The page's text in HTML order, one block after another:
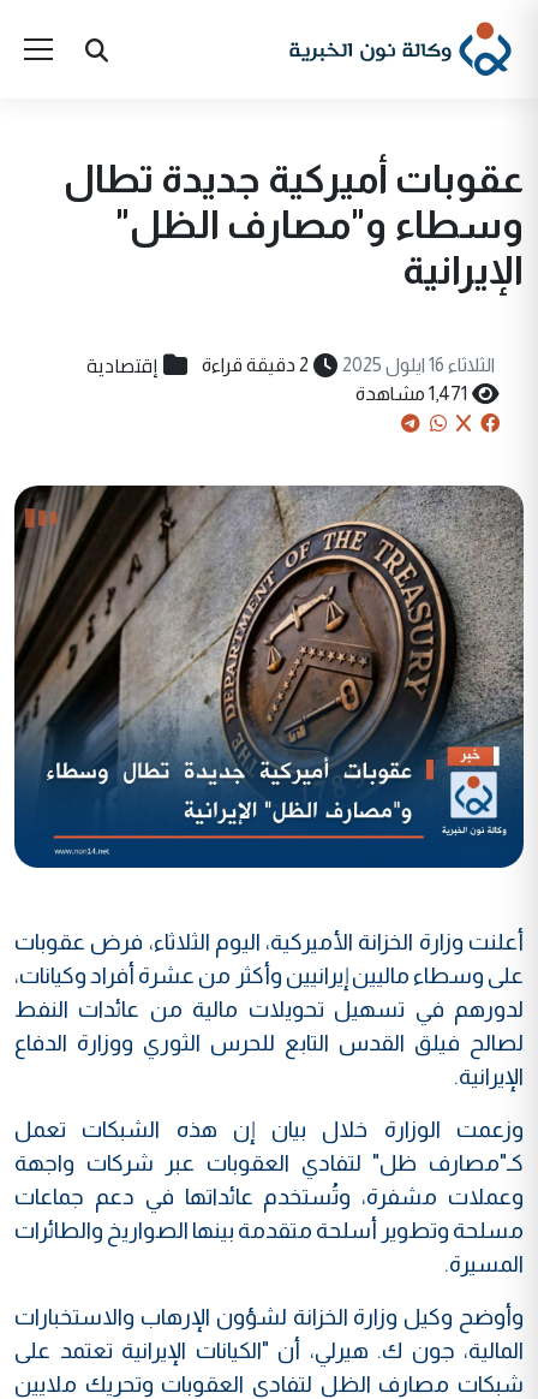
عقوبات أميركية جديدة تطال
وسطاء و"مصارف الظل"
الإيرانية
الثلاثاء 16 ايلول 2025 2 دقيقة قراءة إقتصادية
1,471 مشاهدة
أعلنت وزارة الخزانة الأميركية، اليوم الثلاثاء، فرض عقوبات
على وسطاء ماليين إيرانيين وأكثر من عشرة أفراد وكيانات،
لدورهم في تسهيل تحويلات مالية من عائدات النفط
لصالح فيلق القدس التابع للحرس الثوري ووزارة الدفاع
الإيرانية.
وزعمت الوزارة خلال بيان إن هذه الشبكات تعمل
كـ"مصارف ظل" لتفادي العقوبات عبر شركات واجهة
وعملات مشفرة، وتُستخدم عائداتها في دعم جماعات
مسلحة وتطوير أسلحة متقدمة بينها الصواريخ والطائرات
المسيرة.
وأوضح وكيل وزارة الخزانة لشؤون الإرهاب والاستخبارات
المالية، جون ك. هيرلي، أن "الكيانات الإيرانية تعتمد على
شبكات مصارف الظل لتفادي العقوبات وتحريك ملايين